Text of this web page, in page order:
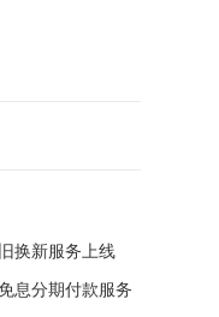
换新服务上线
息分期付款服务